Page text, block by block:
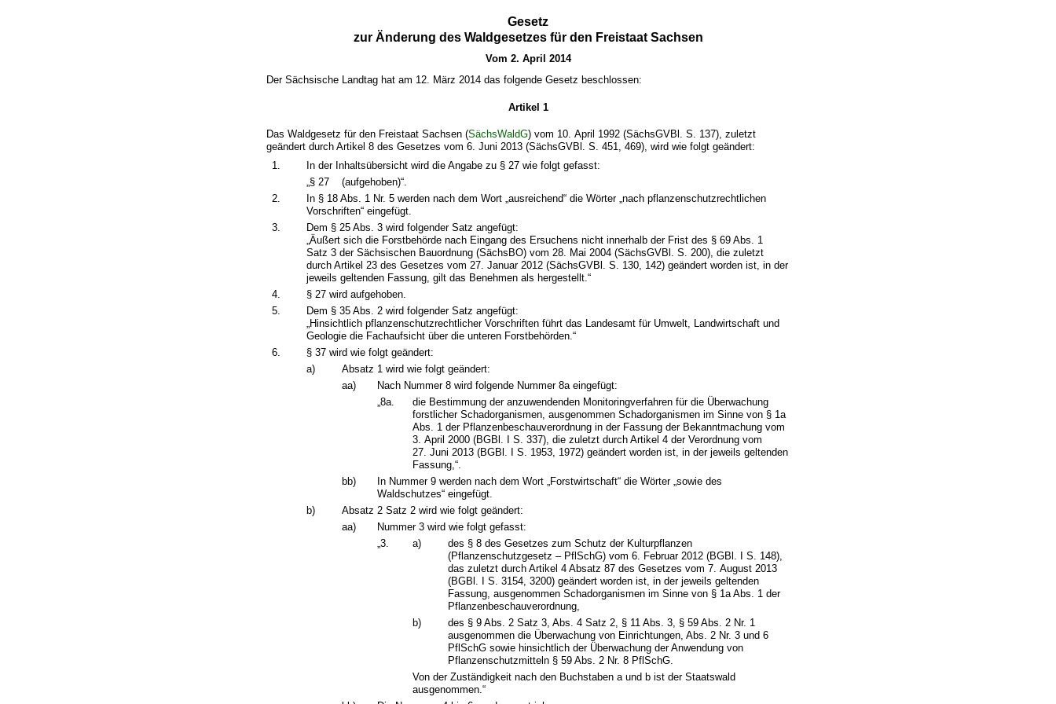
Gesetz
zur Änderung des Waldgesetzes für den Freistaat Sachsen
Vom 2. April 2014
Der Sächsische Landtag hat am 12. März 2014 das folgende Gesetz beschlossen:
Artikel 1
Das Waldgesetz für den Freistaat Sachsen (SächsWaldG) vom 10. April 1992 (SächsGVBl. S. 137), zuletzt
geändert durch Artikel 8 des Gesetzes vom 6. Juni 2013 (SächsGVBl. S. 451, 469), wird wie folgt geändert:
1.
In der Inhaltsübersicht wird die Angabe zu § 27 wie folgt gefasst:
„§ 27
(aufgehoben)“.
2.
In § 18 Abs. 1 Nr. 5 werden nach dem Wort „ausreichend“ die Wörter „nach pflanzenschutzrechtlichen
Vorschriften“ eingefügt.
3.
Dem § 25 Abs. 3 wird folgender Satz angefügt:
„Äußert sich die Forstbehörde nach Eingang des Ersuchens nicht innerhalb der Frist des § 69 Abs. 1
Satz 3 der Sächsischen Bauordnung (SächsBO) vom 28. Mai 2004 (SächsGVBl. S. 200), die zuletzt
durch Artikel 23 des Gesetzes vom 27. Januar 2012 (SächsGVBl. S. 130, 142) geändert worden ist, in der
jeweils geltenden Fassung, gilt das Benehmen als hergestellt.“
4.
§ 27 wird aufgehoben.
5.
Dem § 35 Abs. 2 wird folgender Satz angefügt:
„Hinsichtlich pflanzenschutzrechtlicher Vorschriften führt das Landesamt für Umwelt, Landwirtschaft und
Geologie die Fachaufsicht über die unteren Forstbehörden.“
6.
§ 37 wird wie folgt geändert:
a)
Absatz 1 wird wie folgt geändert:
aa)
Nach Nummer 8 wird folgende Nummer 8a eingefügt:
„8a.
die Bestimmung der anzuwendenden Monitoringverfahren für die Überwachung
forstlicher Schadorganismen, ausgenommen Schadorganismen im Sinne von § 1a
Abs. 1 der Pflanzenbeschauverordnung in der Fassung der Bekanntmachung vom
3. April 2000 (BGBl. I S. 337), die zuletzt durch Artikel 4 der Verordnung vom
27. Juni 2013 (BGBl. I S. 1953, 1972) geändert worden ist, in der jeweils geltenden
Fassung,“.
bb)
In Nummer 9 werden nach dem Wort „Forstwirtschaft“ die Wörter „sowie des
Waldschutzes“ eingefügt.
b)
Absatz 2 Satz 2 wird wie folgt geändert:
aa)
Nummer 3 wird wie folgt gefasst:
„3.
a)
des § 8 des Gesetzes zum Schutz der Kulturpflanzen
(Pflanzenschutzgesetz – PflSchG) vom 6. Februar 2012 (BGBl. I S. 148),
das zuletzt durch Artikel 4 Absatz 87 des Gesetzes vom 7. August 2013
(BGBl. I S. 3154, 3200) geändert worden ist, in der jeweils geltenden
Fassung, ausgenommen Schadorganismen im Sinne von § 1a Abs. 1 der
Pflanzenbeschauverordnung,
b)
des § 9 Abs. 2 Satz 3, Abs. 4 Satz 2, § 11 Abs. 3, § 59 Abs. 2 Nr. 1
ausgenommen die Überwachung von Einrichtungen, Abs. 2 Nr. 3 und 6
PflSchG sowie hinsichtlich der Überwachung der Anwendung von
Pflanzenschutzmitteln § 59 Abs. 2 Nr. 8 PflSchG.
Von der Zuständigkeit nach den Buchstaben a und b ist der Staatswald
ausgenommen.“